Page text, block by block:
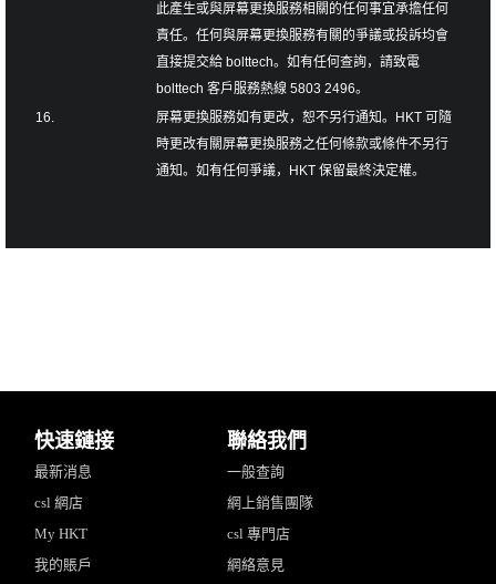
此產生或與屏幕更換服務相關的任何事宜承擔任何
責任。任何與屏幕更換服務有關的爭議或投訴均會
直接提交給 bolttech。如有任何查詢，請致電
bolttech 客戶服務熱線 5803 2496。
16.
屏幕更換服務如有更改，恕不另行通知。HKT 可隨
時更改有關屏幕更換服務之任何條款或條件不另行
通知。如有任何爭議，HKT 保留最終決定權。
快速鏈接
最新消息
csl 網店
My HKT
我的賬戶
聯絡我們
一般查詢
網上銷售團隊
csl 專門店
網絡意見